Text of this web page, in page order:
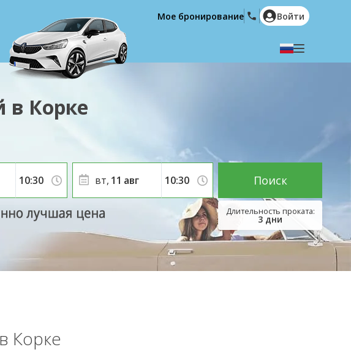
English (US)
Română
Ελληνικά
Hrvatski
العربية
Мое бронирование Войти
в Корке
3 дни
вт, 11 авг Поиск
Корке